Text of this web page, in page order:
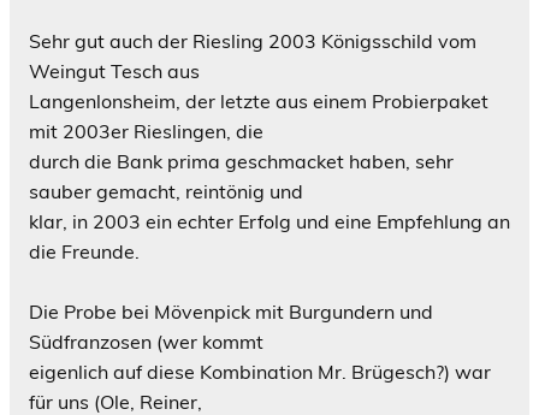
Sehr gut auch der Riesling 2003 Königsschild vom
Weingut Tesch aus
Langenlonsheim, der letzte aus einem Probierpaket
mit 2003er Rieslingen, die
durch die Bank prima geschmacket haben, sehr
sauber gemacht, reintönig und
klar, in 2003 ein echter Erfolg und eine Empfehlung an
die Freunde.
Die Probe bei Mövenpick mit Burgundern und
Südfranzosen (wer kommt
eigenlich auf diese Kombination Mr. Brügesch?) war
für uns (Ole, Reiner,